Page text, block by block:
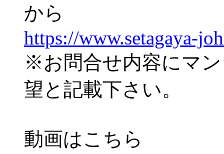
から
https://www.setagaya-
※お問合せ内容にマ
望と記載下さい。
動画はこちら